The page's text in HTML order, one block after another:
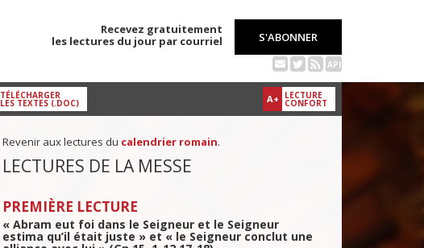
Recevez gratuitement
les lectures du jour par courriel
S'ABONNER
API
A+ LECTURE
CONFORT
TÉLÉCHARGER
LES TEXTES (.DOC)
Revenir aux lectures du calendrier romain.
LECTURES DE LA MESSE
PREMIÈRE LECTURE
« Abram eut foi dans le Seigneur et le Seigneur
estima qu’il était juste » et « le Seigneur conclut une